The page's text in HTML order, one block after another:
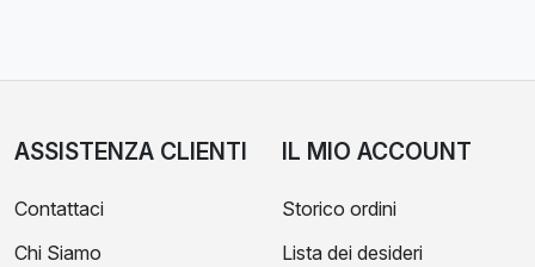
ASSISTENZA CLIENTI
Contattaci
Chi Siamo
IL MIO ACCOUNT
Storico ordini
Lista dei desideri